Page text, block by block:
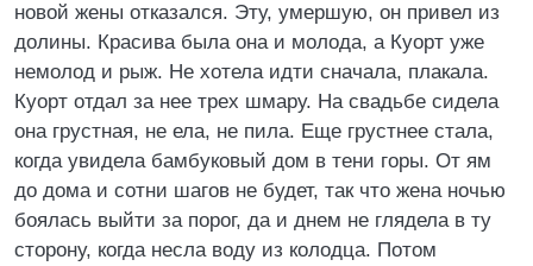
новой жены отказался. Эту, умершую, он привел из
долины. Красива была она и молода, а Куорт уже
немолод и рыж. Не хотела идти сначала, плакала.
Куорт отдал за нее трех шмару. На свадьбе сидела
она грустная, не ела, не пила. Еще грустнее стала,
когда увидела бамбуковый дом в тени горы. От ям
до дома и сотни шагов не будет, так что жена ночью
боялась выйти за порог, да и днем не глядела в ту
сторону, когда несла воду из колодца. Потом